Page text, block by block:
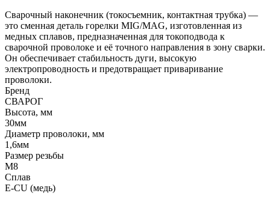
Сварочный наконечник (токосъемник, контактная трубка) —
это сменная деталь горелки MIG/MAG, изготовленная из
медных сплавов, предназначенная для токоподвода к
сварочной проволоке и её точного направления в зону сварки.
Он обеспечивает стабильность дуги, высокую
электропроводность и предотвращает приваривание
проволоки.
Бренд
СВАРОГ
Высота, мм
30мм
Диаметр проволоки, мм
1,6мм
Размер резьбы
М8
Сплав
E-CU (медь)